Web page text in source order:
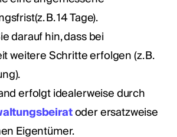
B. 14 Tage).
darauf hin, dass bei
weitere Schritte erfolgen (z. B.
erfolgt idealerweise durch
oder ersatzweise
Eigentümer.